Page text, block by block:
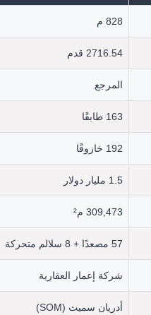
828 م
2716.54 قدم
المرجع
163 طابقًا
192 خازوقًا
1.5 مليار دولار
309,473 م²
57 مصعدًا + 8 سلالم متحركة
شركة إعمار العقارية
أدريان سميث (SOM)